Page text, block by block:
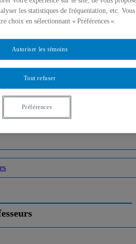
en assurance
les statistiques de fréquentation, etc. Vous
choix en sélectionnant « Préférences ».
Tout refuser
Autoriser les témoins
Préférences